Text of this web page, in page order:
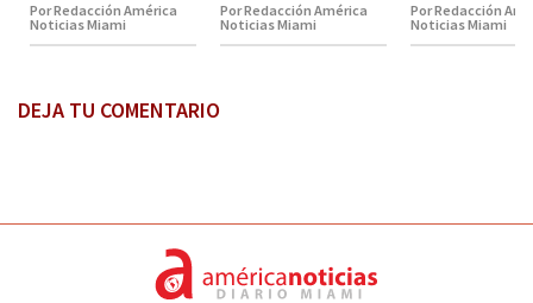
Por Redacción América
Noticias Miami
Por Redacción América
Noticias Miami
Por Redacción
Noticias Miami
DEJA TU COMENTARIO